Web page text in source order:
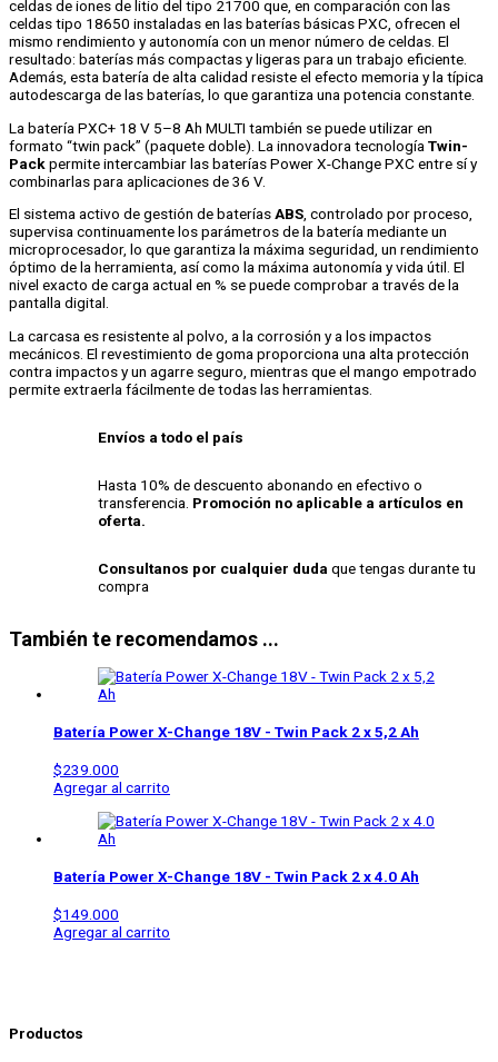
celdas de iones de litio del tipo 21700 que, en comparación con las
celdas tipo 18650 instaladas en las baterías básicas PXC, ofrecen el
mismo rendimiento y autonomía con un menor número de celdas. El
resultado: baterías más compactas y ligeras para un trabajo eficiente.
Además, esta batería de alta calidad resiste el efecto memoria y la típica
autodescarga de las baterías, lo que garantiza una potencia constante.
La batería PXC+ 18 V 5–8 Ah MULTI también se puede utilizar en
formato “twin pack” (paquete doble). La innovadora tecnología Twin-
Packpermite intercambiar las baterías Power X-Change PXC entre sí y
combinarlas para aplicaciones de 36 V.
El sistema activo de gestión de bateríasABS, controlado por proceso,
supervisa continuamente los parámetros de la batería mediante un
microprocesador, lo que garantiza la máxima seguridad, un rendimiento
óptimo de la herramienta, así como la máxima autonomía y vida útil. El
nivel exacto de carga actual en % se puede comprobar a través de la
pantalla digital.
La carcasa es resistente al polvo, a la corrosión y a los impactos
mecánicos. El revestimiento de goma proporciona una alta protección
contra impactos y un agarre seguro, mientras que el mango empotrado
permite extraerla fácilmente de todas las herramientas.
Envíos a todo el país
Hasta 10% de descuento abonando en efectivo o
transferencia. Promoción no aplicable a artículos en
oferta.
Consultanos por cualquier duda que tengas durante tu
compra
También te recomendamos ...
Batería Power X-Change 18V - Twin Pack 2 x 5,2 Ah
$239.000
Agregar al carrito
Batería Power X-Change 18V - Twin Pack 2 x 4.0 Ah
$149.000
Agregar al carrito
Productos